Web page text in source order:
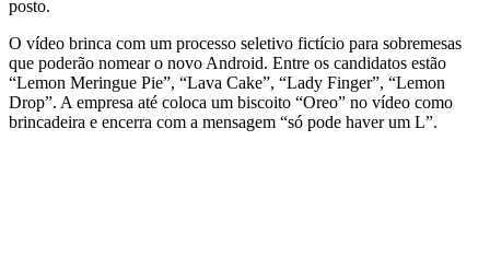
posto.
O vídeo brinca com um processo seletivo fictício para sobremesas
que poderão nomear o novo Android. Entre os candidatos estão
“Lemon Meringue Pie”, “Lava Cake”, “Lady Finger”, “Lemon
Drop”. A empresa até coloca um biscoito “Oreo” no vídeo como
brincadeira e encerra com a mensagem “só pode haver um L”.